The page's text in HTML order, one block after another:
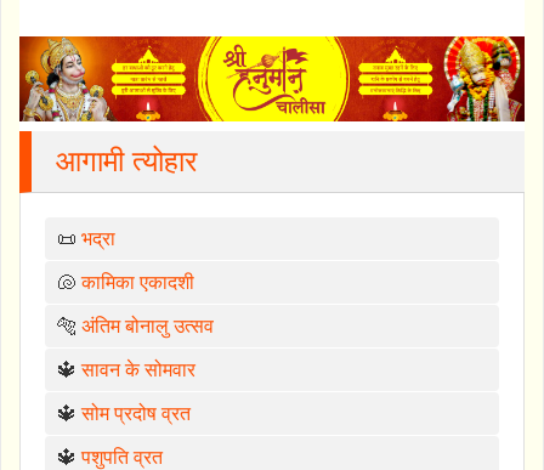
आगामी त्योहार
📜 भद्रा
🐚कामिका एकादशी
🐅 अंतिम बोनालु उत्सव
🔱सावन के सोमवार
🔱सोम प्रदोष व्रत
🔱पशुपति व्रत